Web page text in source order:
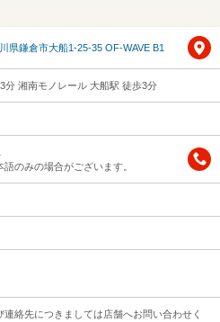
県鎌倉市大船1-25-35 OF-WAVE B1
3分 湘南モノレール 大船駅 徒歩3分
のみの場合がございます。
絡先につきましては店舗へお問い合わせく